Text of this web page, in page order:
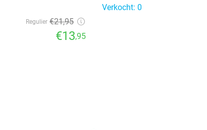
Regulier €21,95
€13,95
Verkocht: 0